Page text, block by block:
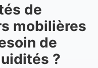
de
mobilières
de
?